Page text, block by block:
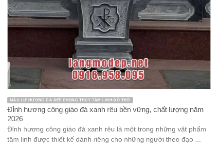
MẪU LƯ HƯƠNG ĐÁ ĐẸP PHONG THỦY TÂM LINH ĐỒ THỜ
Đỉnh hương công giáo đá xanh rêu bền vững, chất lượng năm
2026
Đỉnh hương công giáo đá xanh rêu là một trong những vật phẩm
tâm linh được thiết kế dành riêng cho những người theo đạo ...